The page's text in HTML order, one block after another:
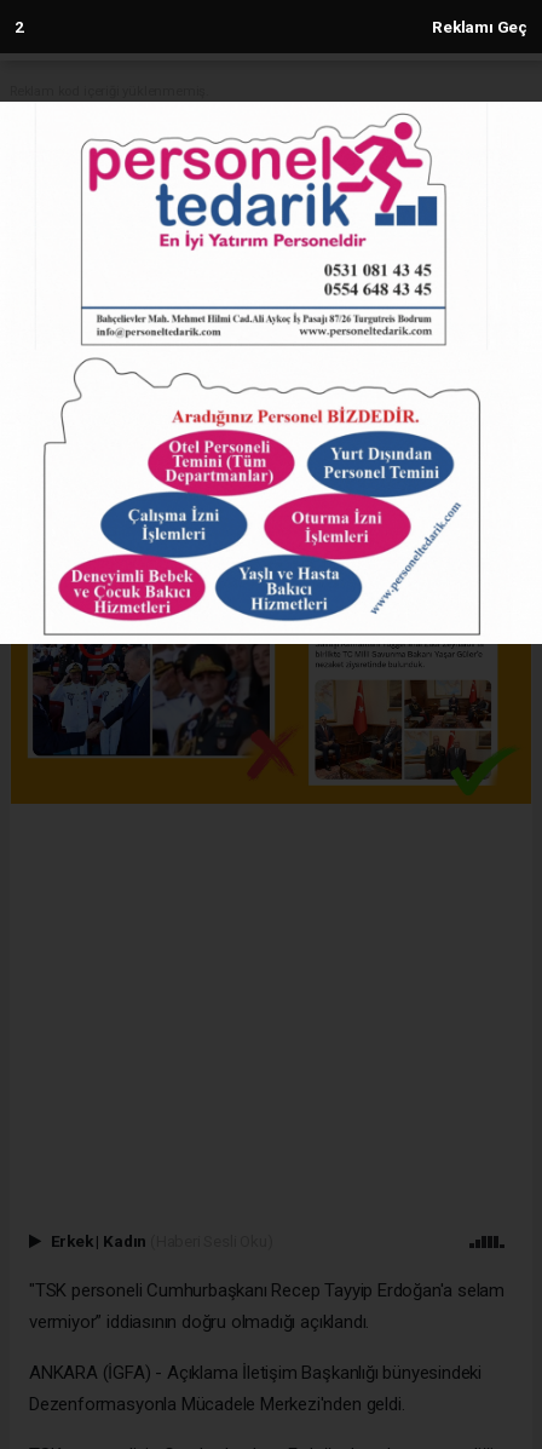
2 Reklamı Geç
Anasayfa
İletişim: TSK personeli değil
Azerbaycan Askeri Ateşesidir
09.09.2024 - 09:47, Güncelleme: 09.09.2024 - 09:47
5310+ kez okundu.
ABONE OL
Erkek | Kadın
"TSK personeli Cumhurbaşkanı Recep Tayyip Erdoğan'a selam
vermiyor” iddiasının doğru olmadığı açıklandı.
ANKARA (İGFA) - Açıklama İletişim Başkanlığı bünyesindeki
Dezenformasyonla Mücadele Merkezi'nden geldi.